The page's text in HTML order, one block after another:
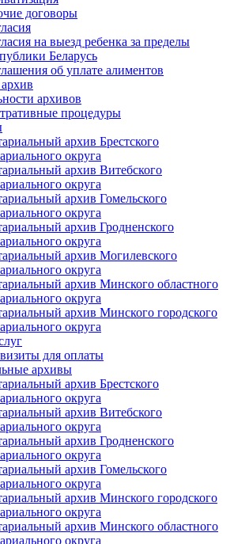
договоры
на выезд ребенка за пределы
Беларусь
об уплате алиментов
архивов
процедуры
архив Брестского
округа
архив Витебского
округа
архив Гомельского
округа
архив Гродненского
округа
архив Могилевского
округа
архив Минского областного
округа
архив Минского городского
округа
для оплаты
архивы
архив Брестского
округа
архив Витебского
округа
архив Гродненского
округа
архив Гомельского
округа
архив Минского городского
округа
архив Минского областного
округа